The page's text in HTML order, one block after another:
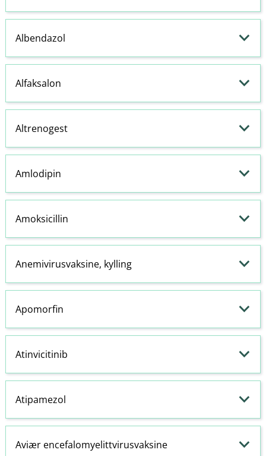
Albendazol
Alfaksalon
Altrenogest
Amlodipin
Amoksicillin
Anemivirusvaksine, kylling
Apomorfin
Atinvicitinib
Atipamezol
Aviær encefalomyelittvirusvaksine